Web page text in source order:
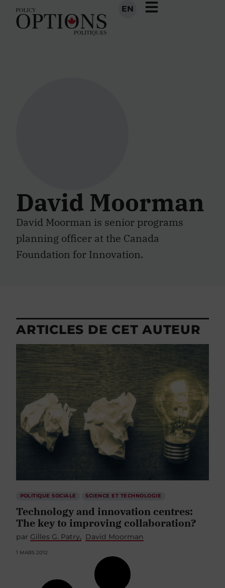
EN
David Moorman
David Moorman is senior programs
planning officer at the Canada
Foundation for Innovation.
ARTICLES DE CET AUTEUR
POLITIQUE SOCIALE SCIENCE ET TECHNOLOGIE
Technology and innovation centres:
The key to improving collaboration?
par Gilles G. Patry David Moorman
1 MARS 2012